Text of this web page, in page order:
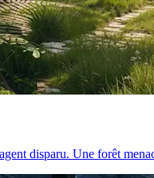
disparu. Une forêt